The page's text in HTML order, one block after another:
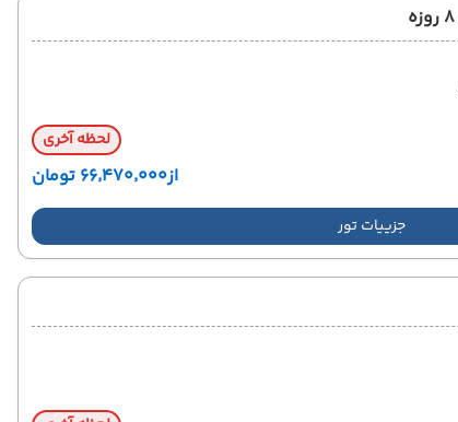
لحظه آخری
از۶۶٬۴۷۰٬۰۰۰ تومان
جزییات تور